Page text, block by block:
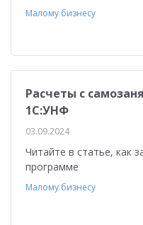
Малому бизнесу
Расчеты с
1С:УНФ
03.09.2024
Читайте в статье, как
программе
Малому бизнесу